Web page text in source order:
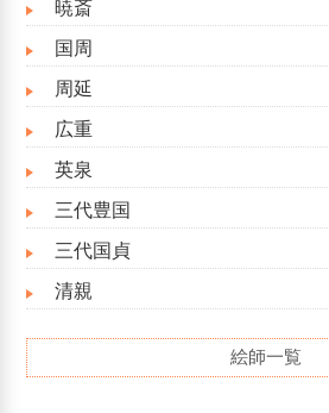
暁斎
国周
周延
広重
英泉
三代豊国
三代国貞
清親
絵師一覧